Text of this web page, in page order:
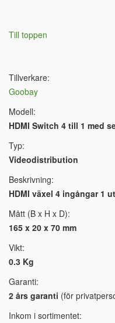
Till toppen
Tillverkare:
Goobay
Modell:
HDMI Switch 4 till 1 med
Typ:
Videodistribution
Beskrivning:
HDMI växel 4 ingångar 1
Mått (B x H x D):
165 x 20 x 70 mm
Vikt:
0.3 Kg
Garanti:
2 års garanti (för
Inkom i sortimentet: